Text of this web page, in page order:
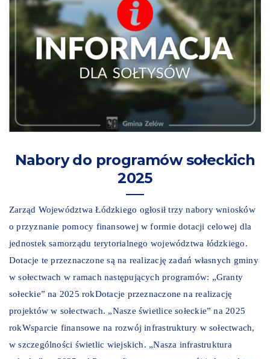
Nabory do programów sołeckich
2025
Zarząd Województwa Łódzkiego ogłosił trzy nabory wniosków
o przyznanie pomocy finansowej w formie dotacji celowej dla
jednostek samorządu terytorialnego województwa łódzkiego.
Dotacje te przeznaczone są na realizację zadań własnych gminy
w sołectwach w ramach następujących programów: „Granty
sołeckie” na 2025 rokDotacje przeznaczone na realizację
projektów w sołectwach. „Nasze świetlice sołeckie” na 2025
rokWsparcie finansowe na rozwój infrastruktury w sołectwach,
w szczególności świetlic wiejskich. „Nasza infrastruktura